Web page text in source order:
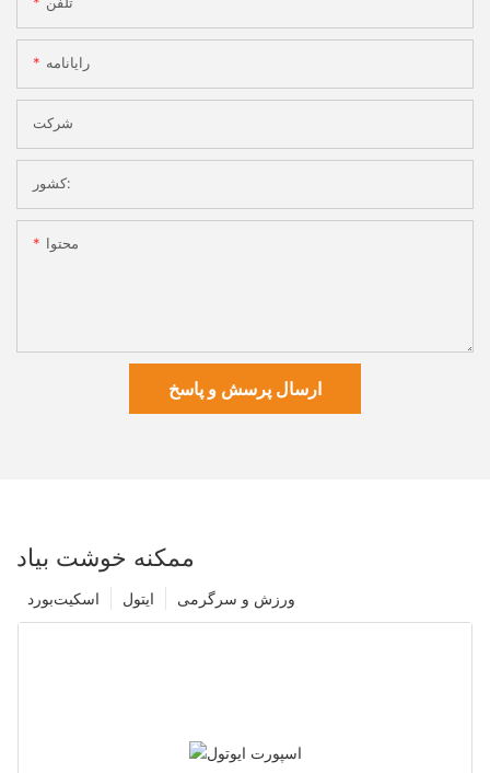
رایانامه
شرکت
کشور:
محتوا
ارسال پرسش و پاسخ
ممکنه خوشت بیاد
ورزش و سرگرمی ایتول اسکیت‌بورد